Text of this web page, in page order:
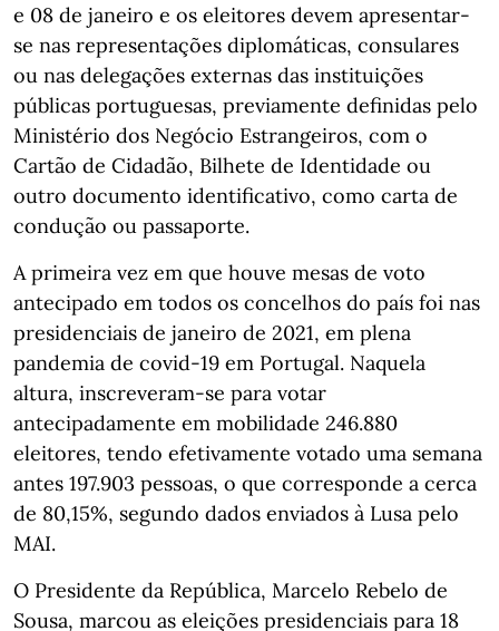
e 08 de janeiro e os eleitores devem apresentar-
se nas representações diplomáticas, consulares
ou nas delegações externas das instituições
públicas portuguesas, previamente definidas pelo
Ministério dos Negócio Estrangeiros, com o
Cartão de Cidadão, Bilhete de Identidade ou
outro documento identificativo, como carta de
condução ou passaporte.
A primeira vez em que houve mesas de voto
antecipado em todos os concelhos do país foi nas
presidenciais de janeiro de 2021, em plena
pandemia de covid-19 em Portugal. Naquela
altura, inscreveram-se para votar
antecipadamente em mobilidade 246.880
eleitores, tendo efetivamente votado uma semana
antes 197.903 pessoas, o que corresponde a cerca
de 80,15%, segundo dados enviados à Lusa pelo
MAI.
O Presidente da República, Marcelo Rebelo de
Sousa, marcou as eleições presidenciais para 18